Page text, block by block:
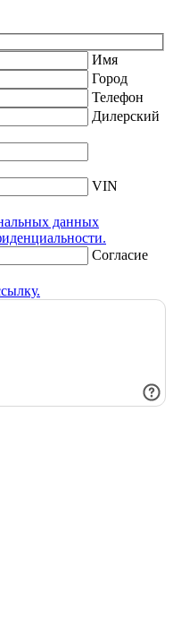
Имя
Город
Телефон
Дилерский
VIN
данных
Согласие